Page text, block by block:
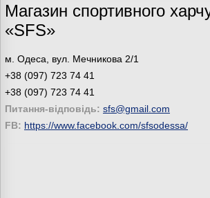
Магазин спортивного
«SFS»
м. Одеса, вул. Мечникова 2/1
+38 (097) 723 74 41
+38 (097) 723 74 41
Питання-відповідь: sfs@gmail.com
FB: https://www.facebook.com/sfsodessa/